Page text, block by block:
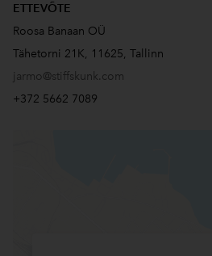
ETTEVÕTE
Roosa Banaan OÜ
Tähetorni 21K, 11625, Tallinn
jarmo@stiffskunk.com
+372 5662 7089